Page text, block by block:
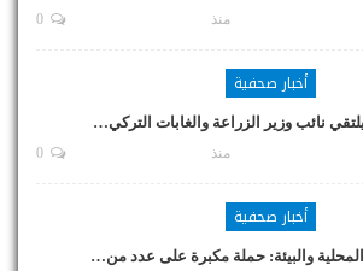
منذ
أخبار صحفية
نائب وزير الزراعة والغابات التركي…
منذ
أخبار صحفية
المحلية والبيئة: حملة مكبرة على عدد من…